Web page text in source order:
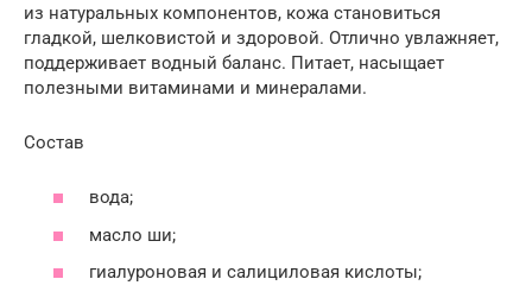
из натуральных компонентов, кожа становиться
гладкой, шелковистой и здоровой. Отлично увлажняет,
поддерживает водный баланс. Питает, насыщает
полезными витаминами и минералами.
Состав
вода;
масло ши;
гиалуроновая и салициловая кислоты;